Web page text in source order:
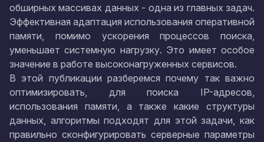
обширных массивах данных - одна из главных задач.
Эффективная адаптация использования оперативной
памяти, помимо ускорения процессов поиска,
уменьшает системную нагрузку. Это имеет особое
значение в работе высоконагруженных сервисов.
В этой публикации разберемся почему так важно
оптимизировать, для поиска IP-адресов,
использования памяти, а также какие структуры
данных, алгоритмы подходят для этой задачи, как
правильно сконфигурировать серверные параметры